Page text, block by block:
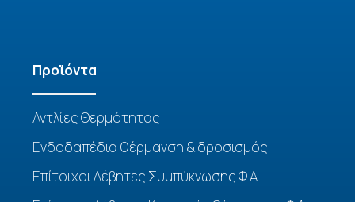
Προϊόντα
Αντλίες Θερμότητας
Ενδοδαπέδια θέρμανση & δροσισμός
Επίτοιχοι Λέβητες Συμπύκνωσης Φ.Α